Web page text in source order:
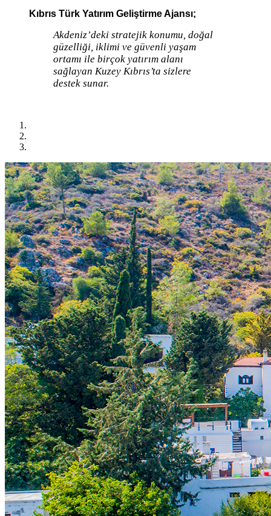
Kıbrıs Türk Yatırım Geliştirme Ajansı;
Akdeniz’deki stratejik konumu, doğal
güzelliği, iklimi ve güvenli yaşam
ortamı ile birçok yatırım alanı
sağlayan Kuzey Kıbrıs’ta sizlere
destek sunar.